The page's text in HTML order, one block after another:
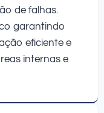
de falhas.
garantindo
eficiente e
internas e